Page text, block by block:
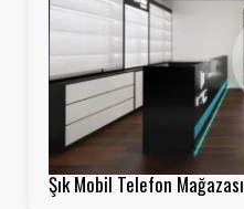
Şık Mobil Telefon